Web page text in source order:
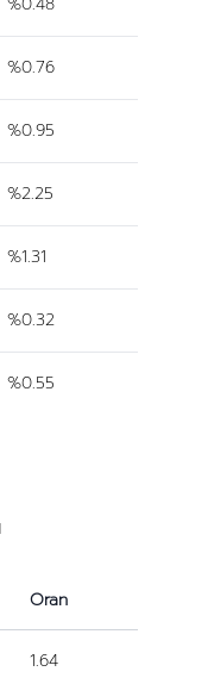
%0.76
%0.95
%2.25
%1.31
%0.32
%0.55
Oran
1.64